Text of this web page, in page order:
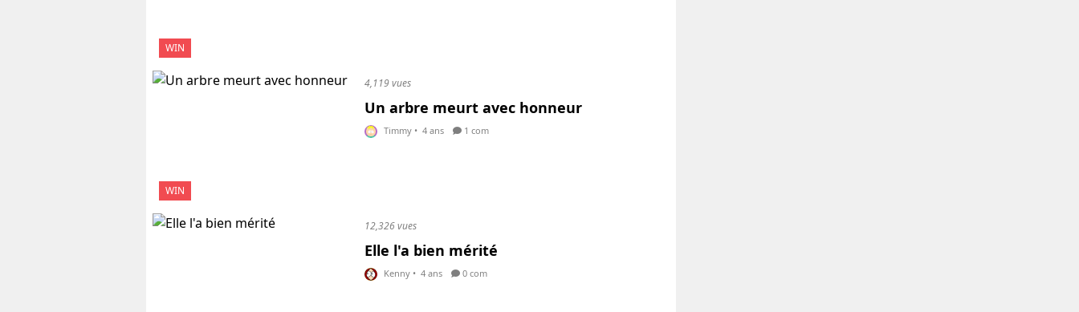
WIN
WIN
4,119 vues
Un arbre meurt avec honneur
Timmy • 4 ans 1 com
12,326 vues
Elle l'a bien mérité
Kenny • 4 ans 0 com